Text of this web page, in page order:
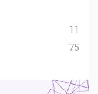
11
75